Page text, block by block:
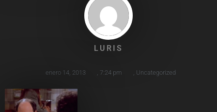
LURIS
enero 14, 2013 7:24 pm Uncategorized